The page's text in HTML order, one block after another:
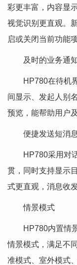
彩更丰富，内容显
视觉识别更直观。
启或关闭当前功能
及时的业务通
HP780在待机界
间显示、发起人别
预览，能帮助用户
便捷发送短消息
HP780采用对话
贯，同时支持显示
式更直观，消息收发
情景模式
HP780内置情景
情景模式，满足不
准模式、室外模式